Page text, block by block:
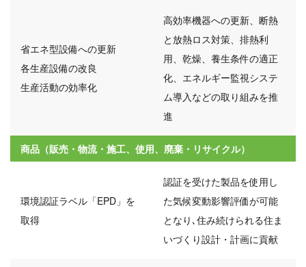
省エネ型設備への更新
各生産設備の改良
生産活動の効率化
高効率機器への更新、断熱
と放熱ロス対策、排熱利
用、乾燥、養生条件の適正
化、エネルギー監視システ
ム導入などの取り組みを推
進
商品（販売・物流・施工、使用、廃棄・リサイクル）
環境認証ラベル「EPD」を
取得
認証を受けた製品を使用し
た気候変動影響評価が可能
となり､住み続けられる住ま
いづくり設計・計画に貢献